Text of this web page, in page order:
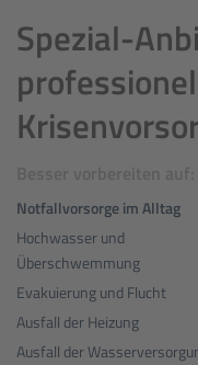
Spezial-
Notfallvorsorge im Alltag
Hochwasser und
Überschwemmung
Evakuierung und Flucht
Ausfall der Heizung
Ausfall der